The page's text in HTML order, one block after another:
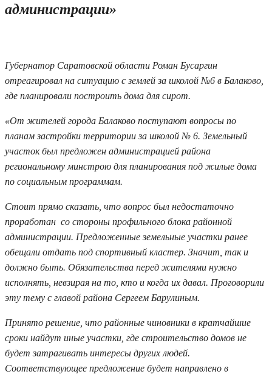
администрации»
Губернатор Саратовской области Роман Бусаргин
отреагировал на ситуацию с землей за школой №6 в Балаково,
где планировали построить дома для сирот.
«От жителей города Балаково поступают вопросы по
планам застройки территории за школой № 6. Земельный
участок был предложен администрацией района
региональному минстрою для планирования под жилые дома
по социальным программам.
Стоит прямо сказать, что вопрос был недостаточно
проработан со стороны профильного блока районной
администрации. Предложенные земельные участки ранее
обещали отдать под спортивный кластер. Значит, так и
должно быть. Обязательства перед жителями нужно
исполнять, невзирая на то, кто и когда их давал. Проговорили
эту тему с главой района Сергеем Барулиным.
Принято решение, что районные чиновники в кратчайшие
сроки найдут иные участки, где строительство домов не
будет затрагивать интересы других людей.
Соответствующее предложение будет направлено в